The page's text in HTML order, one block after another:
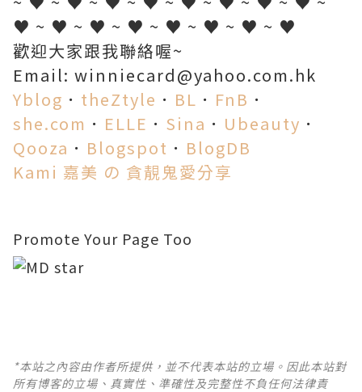
♥ ~ ♥ ~ ♥ ~ ♥ ~ ♥ ~ ♥ ~ ♥ ~ ♥
歡迎大家跟我聯絡喔~
Email: winniecard@yahoo.com.hk
Yblog ． theZtyle ． BL ． FnB ．
she.com ． ELLE ． Sina ． Ubeauty ．
Qooza ． Blogspot ． BlogDB
Kami 嘉美 の 貪靚鬼愛分享
Promote Your Page Too
*本站之內容由作者所提供，並不代表本站的立場。因此本站對
所有博客的立場、真實性、準確性及完整性不負任何法律責